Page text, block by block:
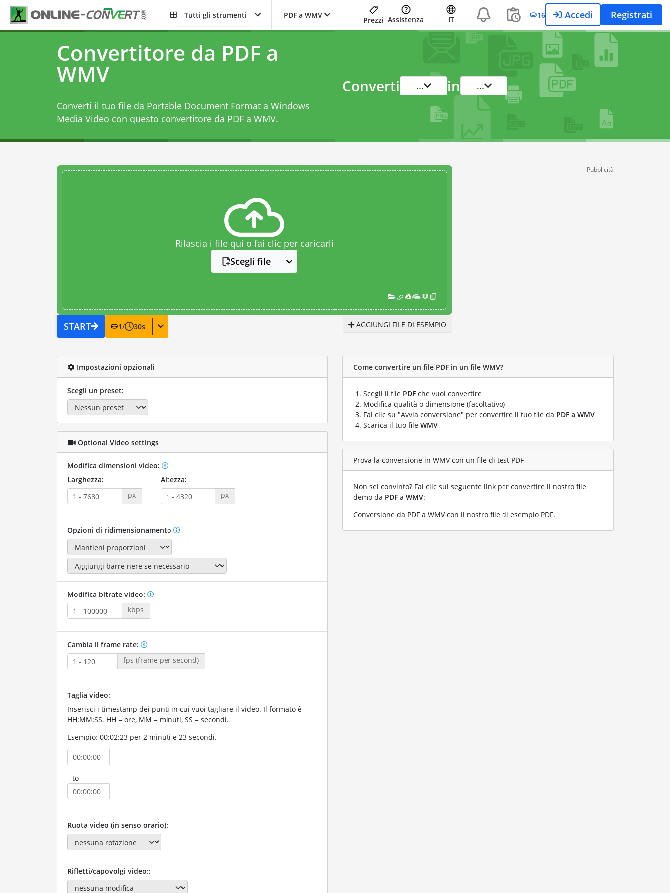
Tutti gli strumenti PDF a WMV
Prezzi Assistenza IT 16 Accedi Registrati
Convertitore da PDF a
WMV
Converti il tuo file da Portable Document Format a Windows
Media Video con questo convertitore da PDF a WMV.
Converti ... in ...
Rilascia i file qui o fai clic per caricarli
Scegli file
START 1/ 30s AGGIUNGI FILE DI ESEMPIO
Pubblicità
Impostazioni opzionali
Scegli un preset:
Optional Video settings
Modifica dimensioni video:
Larghezza:
px
Altezza:
px
Opzioni di ridimensionamento
Modifica bitrate video:
kbps
Cambia il frame rate:
fps (frame per second)
Taglia video:
Inserisci i timestamp dei punti in cui vuoi tagliare il video. Il formato è
HH:MM:SS. HH = ore, MM = minuti, SS = secondi.
Esempio: 00:02:23 per 2 minuti e 23 secondi.
to
Ruota video (in senso orario):
Rifletti/capovolgi video::
Come convertire un file PDF in un file WMV?
Scegli il file PDF che vuoi convertire
Modifica qualità o dimensione (facoltativo)
Fai clic su "Avvia conversione" per convertire il tuo file da PDF a WMV
Scarica il tuo file WMV
Prova la conversione in WMV con un file di test PDF
Non sei convinto? Fai clic sul seguente link per convertire il nostro file
demo da PDF a WMV:
Conversione da PDF a WMV con il nostro file di esempio PDF.